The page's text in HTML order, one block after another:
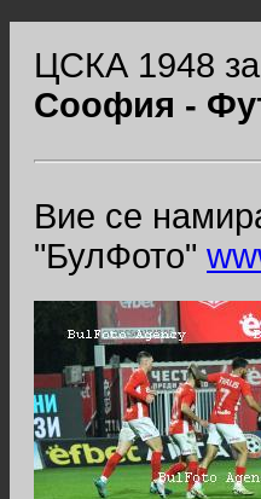
ЦСКА 1948
Соофия -
Вие се
"БулФото"